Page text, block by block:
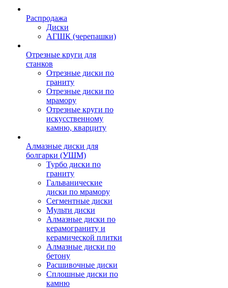
Распродажа
Диски
АГШК (черепашки)
Отрезные круги для
станков
Отрезные диски по
граниту
Отрезные диски по
мрамору
Отрезные круги по
искусственному
камню, кварциту
Алмазные диски для
болгарки (УШМ)
Турбо диски по
граниту
Гальванические
диски по мрамору
Сегментные диски
Мульти диски
Алмазные диски по
керамограниту и
керамической плитки
Алмазные диски по
бетону
Расшивочные диски
Сплошные диски по
камню